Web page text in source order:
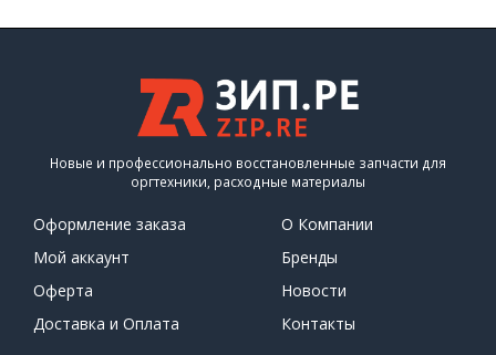
Новые и профессионально восстановленные запчасти для
оргтехники, расходные материалы
Оформление заказа
Мой аккаунт
Оферта
Доставка и Оплата
О Компании
Бренды
Новости
Контакты